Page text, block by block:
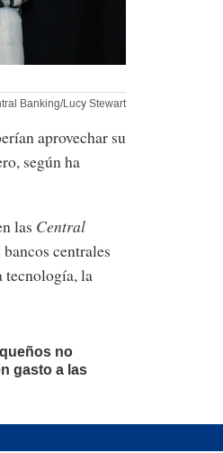
Banking/Lucy Stewart
aprovechar su
según ha
las Central
centrales
tecnología, la
no
gasto a las